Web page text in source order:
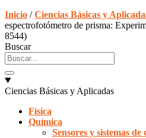
Inicio /Ciencias Básicas y
espectrofotómetro de prisma:
8544)
Buscar
Ciencias Básicas y Aplicadas
Física
Química
Sensores y sistemas de